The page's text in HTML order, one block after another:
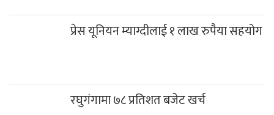
प्रेस यूनियन म्याग्दीलाई १ लाख रुपैया सहयोग
रघुगंगामा ७८ प्रतिशत बजेट खर्च